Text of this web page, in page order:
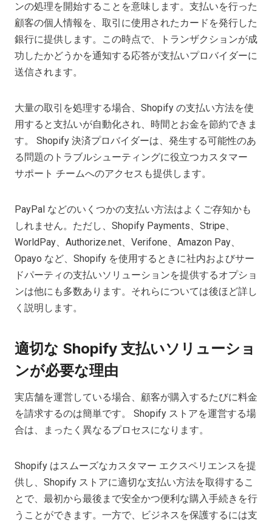
ンの処理を開始することを意味します。支払いを行った
顧客の個人情報を、取引に使用されたカードを発行した
銀行に提供します。この時点で、トランザクションが成
功したかどうかを通知する応答が支払いプロバイダーに
送信されます。
大量の取引を処理する場合、Shopify の支払い方法を使
用すると支払いが自動化され、時間とお金を節約できま
す。 Shopify 決済プロバイダーは、発生する可能性のあ
る問題のトラブルシューティングに役立つカスタマー
サポート チームへのアクセスも提供します。
PayPal などのいくつかの支払い方法はよくご存知かも
しれません。ただし、Shopify Payments、Stripe、
WorldPay、Authorize.net、Verifone、Amazon Pay、
Opayo など、Shopify を使用するときに社内およびサー
ドパーティの支払いソリューションを提供するオプショ
ンは他にも多数あります。それらについては後ほど詳し
く説明します。
適切な Shopify 支払いソリューショ
ンが必要な理由
実店舗を運営している場合、顧客が購入するたびに料金
を請求するのは簡単です。 Shopify ストアを運営する場
合は、まったく異なるプロセスになります。
Shopify はスムーズなカスタマー エクスペリエンスを提
供し、Shopify ストアに適切な支払い方法を取得するこ
とで、最初から最後まで安全かつ便利な購入手続きを行
うことができます。一方で、ビジネスを保護するには支